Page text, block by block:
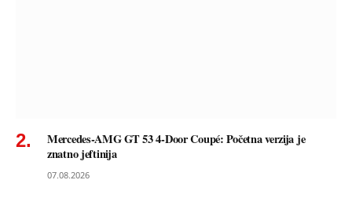
Mercedes-AMG GT 53 4-Door Coupé: Početna verzija je
znatno jeftinija
07.08.2026